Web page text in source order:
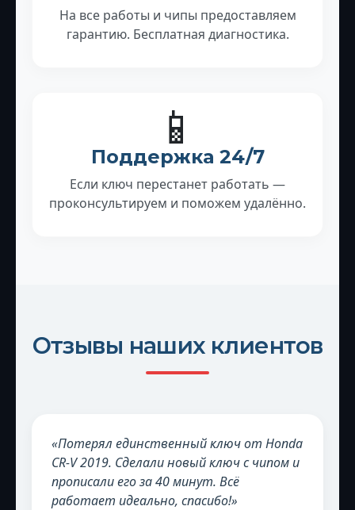
На все работы и чипы предоставляем
гарантию. Бесплатная диагностика.
📱
Поддержка 24/7
Если ключ перестанет работать —
проконсультируем и поможем удалённо.
Отзывы наших клиентов
«Потерял единственный ключ от Honda
CR-V 2019. Сделали новый ключ с чипом и
прописали его за 40 минут. Всё
работает идеально, спасибо!»